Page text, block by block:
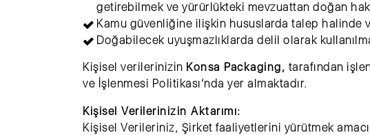
getirebilmek ve yürürlükteki mevzuattan doğan
Kamu güvenliğine ilişkin hususlarda talep
Doğabilecek uyuşmazlıklarda delil olarak
Kişisel verilerinizin Konsa Packaging, tarafından
ve İşlenmesi Politikası’nda yer almaktadır.
Kişisel Verilerinizin Aktarımı:
Kişisel Verileriniz, Şirket faaliyetlerini yürütmek